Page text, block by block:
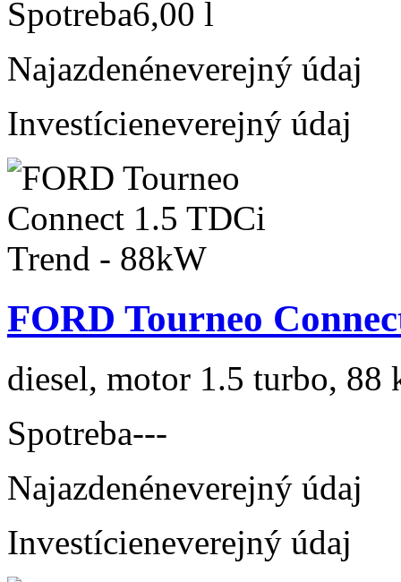
Spotreba6,00 l
Najazdenéneverejný údaj
Investícieneverejný údaj
FORD Tourneo
diesel, motor 1.5 turbo, 88
Spotreba---
Najazdenéneverejný údaj
Investícieneverejný údaj